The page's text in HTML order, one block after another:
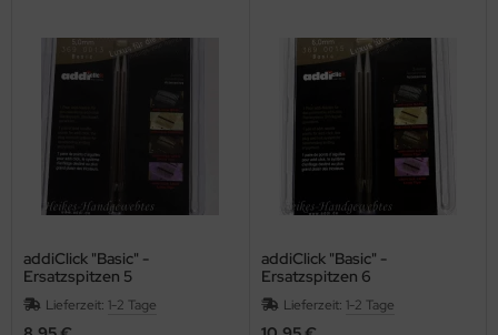
addiClick "Basic" -
Ersatzspitzen 5
Lieferzeit: 1-2 Tage
addiClick "Basic" -
Ersatzspitzen 6
Lieferzeit: 1-2 Tage